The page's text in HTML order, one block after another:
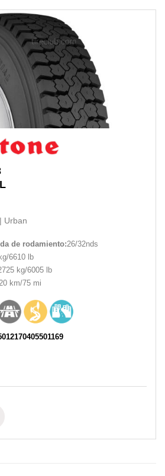
Urban
de rodamiento:26/32nds
6610 lb
kg/6005 lb
km/75 mi